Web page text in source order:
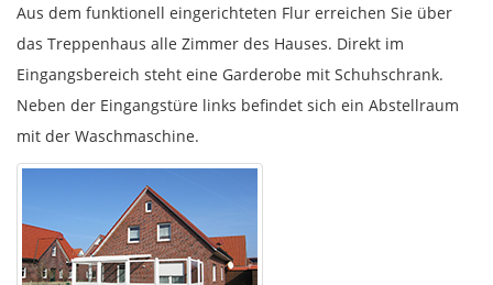
Aus dem funktionell eingerichteten Flur erreichen Sie über
das Treppenhaus alle Zimmer des Hauses. Direkt im
Eingangsbereich steht eine Garderobe mit Schuhschrank.
Neben der Eingangstüre links befindet sich ein Abstellraum
mit der Waschmaschine.